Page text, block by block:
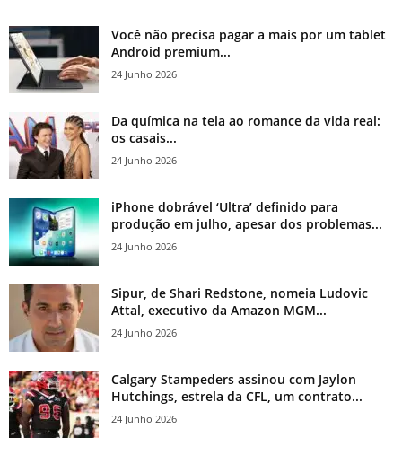
Você não precisa pagar a mais por um tablet
Android premium...
24 Junho 2026
Da química na tela ao romance da vida real:
os casais...
24 Junho 2026
iPhone dobrável ‘Ultra’ definido para
produção em julho, apesar dos problemas...
24 Junho 2026
Sipur, de Shari Redstone, nomeia Ludovic
Attal, executivo da Amazon MGM...
24 Junho 2026
Calgary Stampeders assinou com Jaylon
Hutchings, estrela da CFL, um contrato...
24 Junho 2026